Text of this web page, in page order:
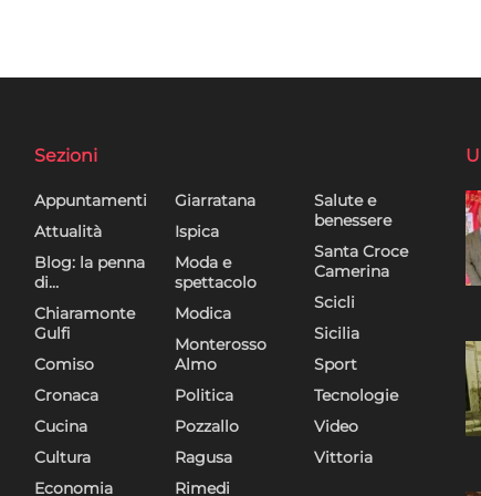
Sezioni
Appuntamenti
Attualità
Blog: la penna
di…
Chiaramonte
Gulfi
Comiso
Cronaca
Cucina
Cultura
Economia
Giarratana
Ispica
Moda e
spettacolo
Modica
Monterosso
Almo
Politica
Pozzallo
Ragusa
Rimedi
Salute e
benessere
Santa Croce
Camerina
Scicli
Sicilia
Sport
Tecnologie
Video
Vittoria